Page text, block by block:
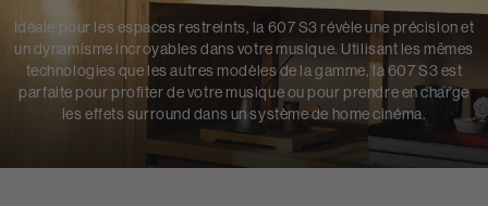
Idéale pour les espaces restreints, la 607 S3 révèle une précision et
un dynamisme incroyables dans votre musique. Utilisant les mêmes
technologies que les autres modèles de la gamme, la 607 S3 est
parfaite pour profiter de votre musique ou pour prendre en charge
les effets surround dans un système de home cinéma.